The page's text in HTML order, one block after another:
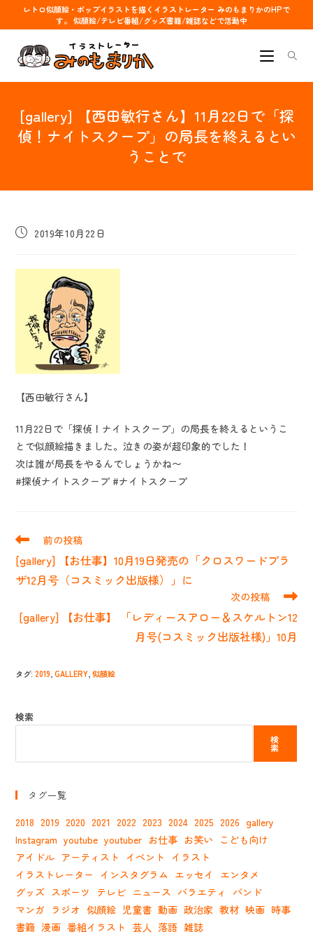
レトロ似顔絵・ポップイラストを描くイラストレーター みのもまりかのHPで
す。 似顔絵/テレビ番組/グッズ書籍/雑誌などで活動中
[gallery] 【西田敏行さん】11月22日で「探
偵！ナイトスクープ」の局長を終えるとい
うことで
投
開
2019年10月22日
【西田敏行さん】
11月22日で「探偵！ナイトスクープ」の局長を終えるというこ
とで似顔絵描きました。泣きの姿が超印象的でした！
次は誰が局長をやるんでしょうかね〜
#探偵ナイトスクープ #ナイトスクープ
そ
他
の
を
前の投稿
[gallery] 【お仕事】10月19日発売の「クロスワードプラ
ザ12月号（コスミック出版様）」に
次の投稿
[gallery] 【お仕事】 「レディースアロー＆スケルトン12
月号(コスミック出版社様)」10月
タグ:2019, GALLERY, 似顔絵
検索
検
索
タグ一覧
2018 2019 2020 2021 2022 2023 2024 2025 2026 gallery
Instagram youtube youtuber お仕事 お笑い こども向け
アイドル アーティスト イベント
イラスト
イラストレーター
インスタグラム エッセイ
エンタメ
グッズ スポーツ テレビ ニュース バラエティ
バンド
マンガ ラジオ 似顔絵 児童書 動画 政治家 教材 映画 時事
書籍 漫画 番組イラスト 芸人 落語 雑誌